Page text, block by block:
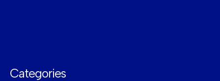
Categories